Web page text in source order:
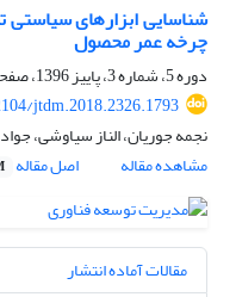
شناسایی ابزارهای سیاستی
چرخه عمر محصول
دوره 5، شماره 3، پاییز 1396، صفحه
jtdm.2018.2326.1793
نجمه جوریان، الناز سیاوشی،
مشاهده مقاله
اصل مقاله
مقالات آماده انتشار